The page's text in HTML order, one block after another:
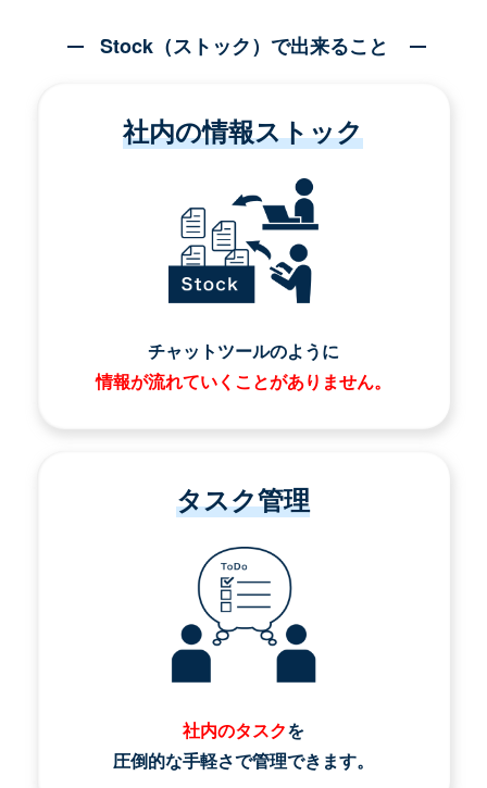
Stock（ストック）で出来ること
社内の情報ストック
チャットツールのように
情報が流れていくことがありません。
タスク管理
社内のタスクを
圧倒的な手軽さで管理できます。